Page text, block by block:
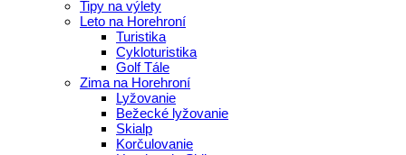
Tipy na výlety
Leto na Horehroní
Turistika
Cykloturistika
Golf Tále
Zima na Horehroní
Lyžovanie
Bežecké lyžovanie
Skialp
Korčulovanie